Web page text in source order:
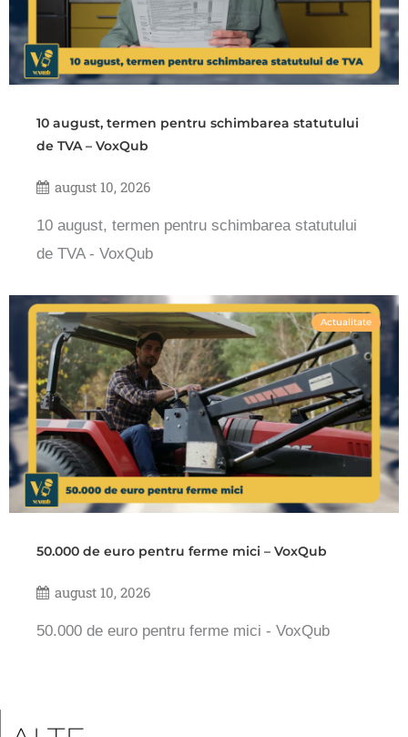
10 august, termen pentru schimbarea statutului
de TVA – VoxQub
august 10, 2026
10 august, termen pentru schimbarea statutului
de TVA - VoxQub
Actualitate
50.000 de euro pentru ferme mici – VoxQub
august 10, 2026
50.000 de euro pentru ferme mici - VoxQub